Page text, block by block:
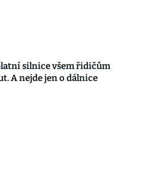
silnice všem řidičům
A nejde jen o dálnice